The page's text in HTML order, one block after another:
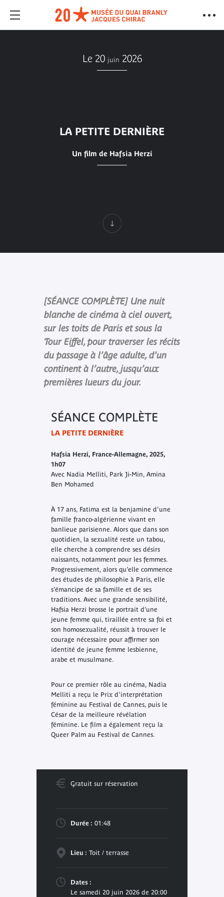
Le 20 juin 2026
LA PETITE DERNIÈRE
Un film de Hafsia Herzi
[SÉANCE COMPLÈTE] Une nuit
blanche de cinéma à ciel ouvert,
sur les toits de Paris et sous la
Tour Eiffel, pour traverser les récits
du passage à l’âge adulte, d’un
continent à l’autre, jusqu’aux
premières lueurs du jour.
SÉANCE COMPLÈTE
LA PETITE DERNIÈRE
Hafsia Herzi, France-Allemagne, 2025,
1h07
Avec Nadia Melliti, Park Ji-Min, Amina
Ben Mohamed
À 17 ans, Fatima est la benjamine d'une
famille franco-algérienne vivant en
banlieue parisienne. Alors que dans son
quotidien, la sexualité reste un tabou,
elle cherche à comprendre ses désirs
naissants, notamment pour les femmes.
Progressivement, alors qu’elle commence
des études de philosophie à Paris, elle
s’émancipe de sa famille et de ses
traditions. Avec une grande sensibilité,
Hafsia Herzi brosse le portrait d’une
jeune femme qui, tiraillée entre sa foi et
son homosexualité, réussit à trouver le
courage nécessaire pour affirmer son
identité de jeune femme lesbienne,
arabe et musulmane.
Pour ce premier rôle au cinéma, Nadia
Melliti a reçu le Prix d'interprétation
féminine au Festival de Cannes, puis le
César de la meilleure révélation
féminine. Le film a également reçu la
Queer Palm au Festival de Cannes.
Gratuit sur réservation
Durée : 01:48
Lieu : Toit / terrasse
Dates :
Le samedi 20 juin 2026 de 20:00